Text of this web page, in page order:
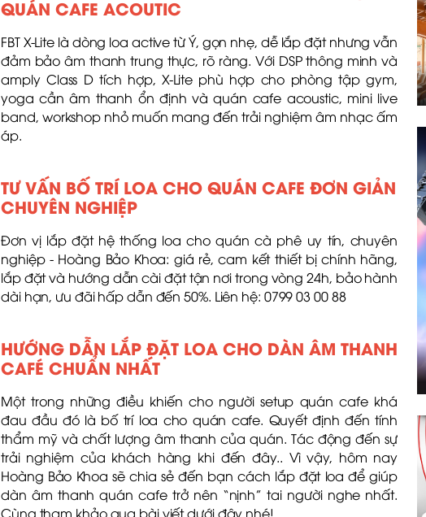
QUÁN CAFE ACOUTIC
FBT X-Lite là dòng loa active từ Ý, gọn nhẹ, dễ lắp đặt nhưng vẫn
đảm bảo âm thanh trung thực, rõ ràng. Với DSP thông minh và
amply Class D tích hợp, X-Lite phù hợp cho phòng tập gym,
yoga cần âm thanh ổn định và quán cafe acoustic, mini live
band, workshop nhỏ muốn mang đến trải nghiệm âm nhạc ấm
áp.
TƯ VẤN BỐ TRÍ LOA CHO QUÁN CAFE ĐƠN GIẢN
CHUYÊN NGHIỆP
Đơn vị lắp đặt hệ thống loa cho quán cà phê uy tín, chuyên
nghiệp - Hoàng Bảo Khoa: giá rẻ, cam kết thiết bị chính hãng,
lắp đặt và hướng dẫn cài đặt tận nơi trong vòng 24h, bảo hành
dài hạn, ưu đãi hấp dẫn đến 50%. Liên hệ: 0799 03 00 88
HƯỚNG DẪN LẮP ĐẶT LOA CHO DÀN ÂM THANH
CAFÉ CHUẨN NHẤT
Một trong những điều khiến cho người setup quán cafe khá
đau đầu đó là bố trí loa cho quán cafe. Quyết định đến tính
thẩm mỹ và chất lượng âm thanh của quán. Tác động đến sự
trải nghiệm của khách hàng khi đến đây.. Vì vậy, hôm nay
Hoàng Bảo Khoa sẽ chia sẻ đến bạn cách lắp đặt loa để giúp
dàn âm thanh quán cafe trở nên “nịnh” tai người nghe nhất.
Cùng tham khảo qua bài viết dưới đây nhé!